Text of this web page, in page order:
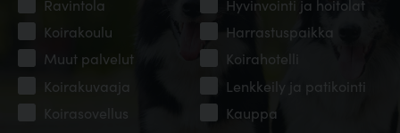
Ravintola
Hyvinvointi ja hoitolat
Koirakoulu
Harrastuspaikka
Muut palvelut
Koirahotelli
Koirakuvaaja
Lenkkeily ja patikointi
Koirasovellus
Kauppa